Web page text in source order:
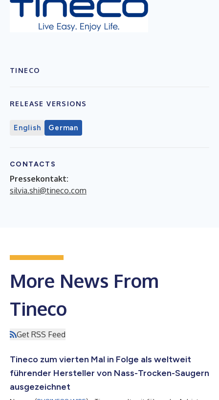
TINECO
RELEASE VERSIONS
English German
CONTACTS
Pressekontakt:
silvia.shi@tineco.com
More News From
Tineco
Get RSS Feed
Tineco zum vierten Mal in Folge als weltweit
führender Hersteller von Nass-Trocken-Saugern
ausgezeichnet